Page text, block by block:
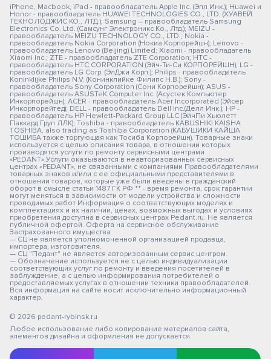
iPhone, Macbook, iPad - правообладатель Apple Inc. (Эпл Инк.); Huawei и
Honor - правообладатель HUAWEI TECHNOLOGIES CO., LTD. (ХУАВЕЙ
ТЕКНОЛОДЖИС КО., ЛТД.); Samsung – правообладатель Samsung
Electronics Co. Ltd. (Самсунг Электроникс Ко., Лтд.); MEIZU -
правообладатель MEIZU TECHNOLOGY CO., LTD.; Nokia -
правообладатель Nokia Corporation (Нокиа Корпорейшн); Lenovo -
правообладатель Lenovo (Beijing) Limited; Xiaomi - правообладатель
Xiaomi Inc.; ZTE - правообладатель ZTE Corporation; HTC -
правообладатель HTC CORPORATION (Эйч-Ти-Си КОРПОРЕЙШН); LG -
правообладатель LG Corp. (ЭлДжи Корп.); Philips - правообладатель
Koninklijke Philips N.V. (Конинклийке Филипс Н.В.); Sony -
правообладатель Sony Corporation (Сони Корпорейшн); ASUS -
правообладатель ASUSTeK Computer Inc. (Асустек Компьютер
Инкорпорейшн); ACER - правообладатель Acer Incorporated (Эйсер
Инкорпорейтед); DELL - правообладатель Dell Inc.(Делл Инк.); HP -
правообладатель HP Hewlett-Packard Group LLC (ЭйчПи Хьюлетт
Паккард Груп ЛЛК); Toshiba - правообладатель KABUSHIKI KAISHA
TOSHIBA, also trading as Toshiba Corporation (КАБУШИКИ КАЙША
ТОШИБА также торгующая как Тосиба Корпорейшн). Товарные знаки
используется с целью описания товара, в отношении которых
производятся услуги по ремонту сервисными центрами
«PEDANT».Услуги оказываются в неавторизованных сервисных
центрах «PEDANT», не связанными с компаниями Правообладателями
товарных знаков и/или с ее официальными представителями в
отношении товаров, которые уже были введены в гражданский
оборот в смысле статьи 1487 ГК РФ ** - время ремонта, срок гарантии
могут меняться в зависимости от модели устройства и сложности
проводимых работ Информация о соответствующих моделях и
комплектациях и их наличии, ценах, возможных выгодах и условиях
приобретения доступна в сервисных центрах Pedant.ru. Не является
публичной офертой. Оферта на сервисное обслуживание
Застрахованного имущества
— СЦ не является уполномоченной организацией продавца,
импортера, изготовителя.
— СЦ "Педант" не является авторизованным сервис центром.
— Обозначение используется не с целью индивидуализации
соответствующих услуг по ремонту и введения посетителей в
заблуждение, а с целью информирования потребителей о
предоставляемых услугах в отношении техники правообладателей.
Вся информация на сайте носит исключительно информационный
характер.
© 2026 pedant-rybinsk.ru
Любое использование либо копирование материалов сайта,
элементов дизайна и оформления не допускается.